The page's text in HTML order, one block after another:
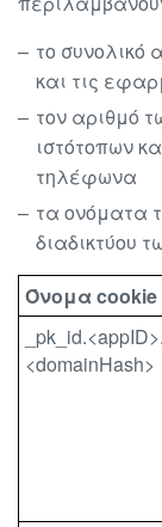
το συνολικό
και τις
τον αριθμό
ιστότοπων
τηλέφωνα
τα ονόματα
διαδικτύου
Όνομα cookie
_pk_id.<appID>.
<domainHash>